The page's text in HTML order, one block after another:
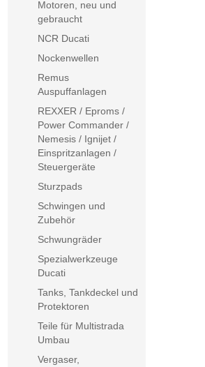
Motoren, neu und
gebraucht
NCR Ducati
Nockenwellen
Remus
Auspuffanlagen
REXXER / Eproms /
Power Commander /
Nemesis / Ignijet /
Einspritzanlagen /
Steuergeräte
Sturzpads
Schwingen und
Zubehör
Schwungräder
Spezialwerkzeuge
Ducati
Tanks, Tankdeckel und
Protektoren
Teile für Multistrada
Umbau
Vergaser,